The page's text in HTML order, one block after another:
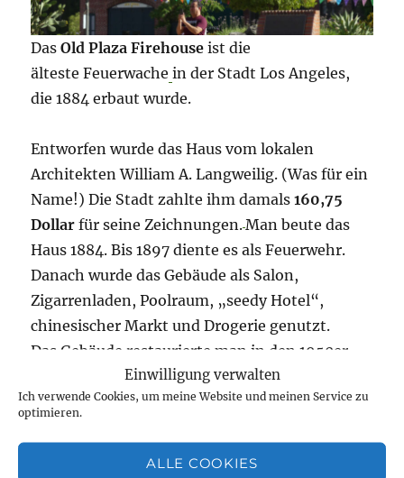
Einwilligung verwalten
Ich verwende Cookies, um meine Website und meinen Service zu
optimieren.
ALLE COOKIES
DasOld Plaza Firehouseist die
älteste Feuerwache in der Stadt Los Angeles,
die 1884 erbaut wurde.
Entworfen wurde das Haus vom lokalen
Architekten William A. Langweilig. (Was für ein
Name!) Die Stadt zahlte ihm damals 160,75
Dollar für seine Zeichnungen.Man beute das
Haus 1884. Bis 1897 diente es als Feuerwehr.
Danach wurde das Gebäude als Salon,
Zigarrenladen, Poolraum, „seedy Hotel“,
chinesischer Markt und Drogerie genutzt.
Das Gebäude restaurierte man in den 1950er
Jahren und eröffnete es 1960 als
Feuerwehrmuseumt.